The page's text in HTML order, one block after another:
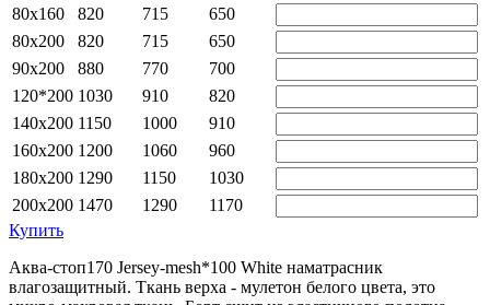
80х160 820 715
650
80х200
820 715
650
90х200
880 770
700
120*200 1030 910
820
140х200 1150 1000
910
160х200 1200 1060
960
180х200 1290 1150
1030
200х200 1470 1290
1170
Купить
Аква-стоп170 Jersey-mesh*100 White наматрасник
влагозащитный. Ткань верха - мулетон белого цвета, это